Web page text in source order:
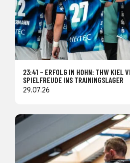
23:41 – ERFOLG IN HOHN: THW KIEL
SPIELFREUDE INS TRAININGSLAGER
29.07.26